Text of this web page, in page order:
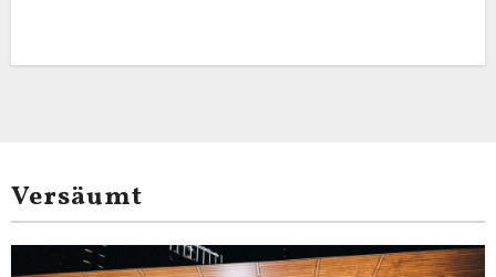
Versäumt